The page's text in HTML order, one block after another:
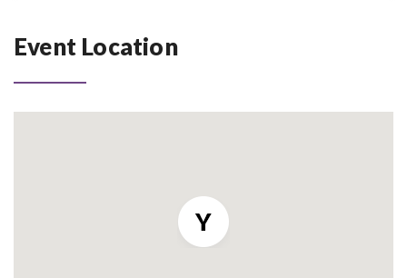
Event Location